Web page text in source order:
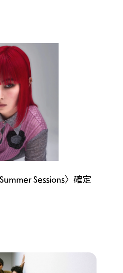
Sessions〉確定